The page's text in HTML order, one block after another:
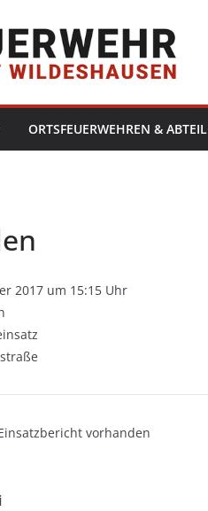
ORTSFEUERWEHREN &
2017 um 15:15 Uhr
vorhanden